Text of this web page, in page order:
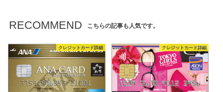
RECOMMEND こちらの記事も人気です。
クレジットカード詳細 クレジットカード詳細